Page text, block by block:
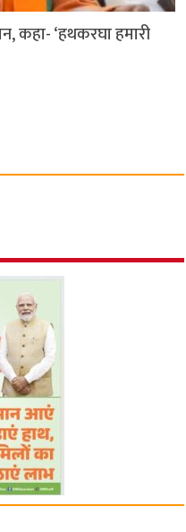
कहा- ‘हथकरघा हमारी